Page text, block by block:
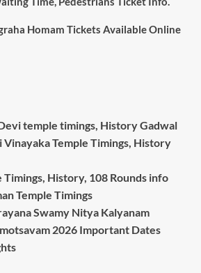
Homam Tickets Available Online
temple timings, History Gadwal
Vinayaka Temple Timings, History
History, 108 Rounds info
Temple Timings
Swamy Nitya Kalyanam
2026 Important Dates